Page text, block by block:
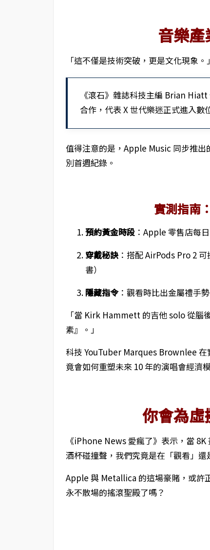
音樂產
「這不僅是技術突破，更是文化現象。」
《滾石》雜誌科技主編 Brian
合作，代表 X 世代樂迷正式進入數
值得注意的是，Apple Music 同步推出
別首週紀錄。
實測指南
預約黃金時段：Apple 零售店每
穿戴秘訣：搭配 AirPods Pro 2
書）
隱藏指令：觀看時比出金屬禮手
「當 Kirk Hammett 的吉他 solo 從腦
素』。」
科技 YouTuber Marques Brownlee 在
竟會如何重塑未來 10 年的演唱會經濟
你會為虛
《iPhone News 愛瘋了》表示，當
酒杯碰撞聲，我們究竟是在「觀看」還
Apple 與 Metallica 的這場豪賭，或
永不散場的搖滾聖殿了嗎？